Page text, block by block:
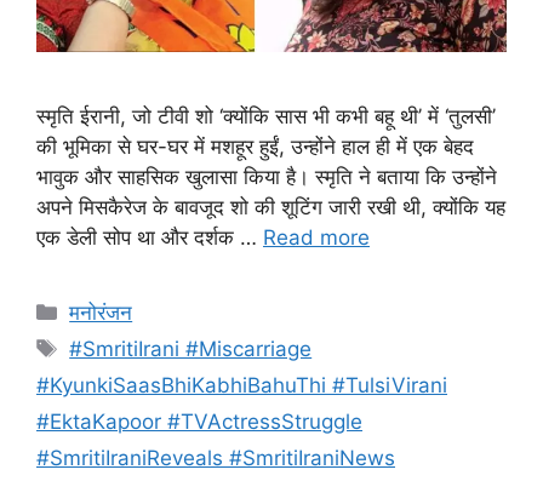
स्मृति ईरानी, जो टीवी शो ‘क्योंकि सास भी कभी बहू थी’ में ‘तुलसी’
की भूमिका से घर-घर में मशहूर हुईं, उन्होंने हाल ही में एक बेहद
भावुक और साहसिक खुलासा किया है। स्मृति ने बताया कि उन्होंने
अपने मिसकैरेज के बावजूद शो की शूटिंग जारी रखी थी, क्योंकि यह
एक डेली सोप था और दर्शक … Read more
Categories
मनोरंजन
Tags
#SmritiIrani #Miscarriage
#KyunkiSaasBhiKabhiBahuThi #TulsiVirani
#EktaKapoor #TVActressStruggle
#SmritiIraniReveals #SmritiIraniNews